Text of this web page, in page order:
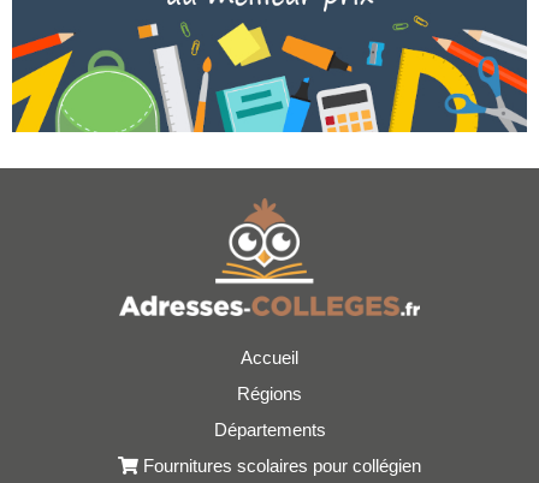
Accueil
Régions
Départements
Fournitures scolaires pour collégien